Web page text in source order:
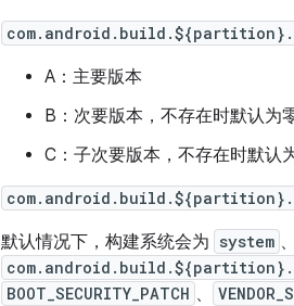
A：主要版本
B：次要版本，不存在时默认为
C：子次要版本，不存在时默认
默认情况下，构建系统会为 system 、
BOOT_SECURITY_PATCH 、